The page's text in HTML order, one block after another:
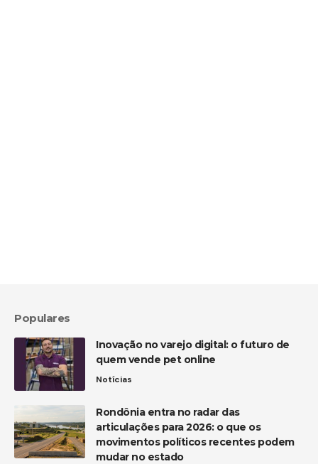
Populares
Inovação no varejo digital: o futuro de
quem vende pet online
Notícias
Rondônia entra no radar das
articulações para 2026: o que os
movimentos políticos recentes podem
mudar no estado